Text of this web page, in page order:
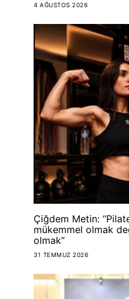
4 AĞUSTOS 2026
Çiğdem Metin:
mükemmel olmak
olmak”
31 TEMMUZ 2026